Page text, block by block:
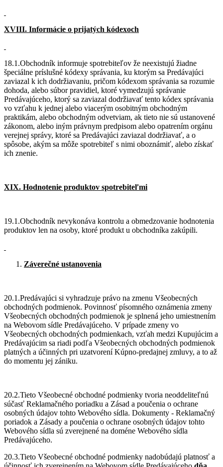
XVIII. Informácie o prijatých kódexoch
18.1.Obchodník informuje spotrebiteľov že neexistujú žiadne
špeciálne príslušné kódexy správania, ku ktorým sa Predávajúci
zaviazal k ich dodržiavaniu, pričom kódexom správania sa rozumie
dohoda, alebo súbor pravidiel, ktoré vymedzujú správanie
Predávajúceho, ktorý sa zaviazal dodržiavať tento kódex správania
vo vzťahu k jednej alebo viacerým osobitným obchodným
praktikám, alebo obchodným odvetviam, ak tieto nie sú ustanovené
zákonom, alebo iným právnym predpisom alebo opatrením orgánu
verejnej správy, ktoré sa Predávajúci zaviazal dodržiavať, a o
spôsobe, akým sa môže spotrebiteľ s nimi oboznámiť, alebo získať
ich znenie.
XIX. Hodnotenie produktov spotrebiteľmi
19.1.Obchodník nevykonáva kontrolu a obmedzovanie hodnotenia
produktov len na osoby, ktoré produkt u obchodníka zakúpili.
Záverečné ustanovenia
20.1.Predávajúci si vyhradzuje právo na zmenu Všeobecných
obchodných podmienok. Povinnosť písomného oznámenia zmeny
Všeobecných obchodných podmienok je splnená jeho umiestnením
na Webovom sídle Predávajúceho. V prípade zmeny vo
Všeobecných obchodných podmienkach, vzťah medzi Kupujúcim a
Predávajúcim sa riadi podľa Všeobecných obchodných podmienok
platných a účinných pri uzatvorení Kúpno-predajnej zmluvy, a to až
do momentu jej zániku.
20.2.Tieto Všeobecné obchodné podmienky tvoria neoddeliteľnú
súčasť Reklamačného poriadku a Zásad a poučenia o ochrane
osobných údajov tohto Webového sídla. Dokumenty - Reklamačný
poriadok a Zásady a poučenia o ochrane osobných údajov tohto
Webového sídla sú zverejnené na doméne Webového sídla
Predávajúceho.
20.3.Tieto Všeobecné obchodné podmienky nadobúdajú platnosť a